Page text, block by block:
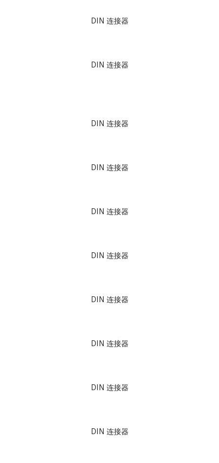
DIN 连接器
DIN 连接器
DIN 连接器
DIN 连接器
DIN 连接器
DIN 连接器
DIN 连接器
DIN 连接器
DIN 连接器
DIN 连接器